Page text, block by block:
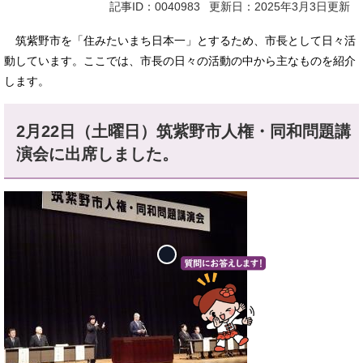
記事ID：0040983 更新日：2025年3月3日更新
筑紫野市を「住みたいまち日本一」とするため、市長として日々活
動しています。ここでは、市長の日々の活動の中から主なものを紹介
します。​
2月22日（土曜日）筑紫野市人権・同和問題講
演会に出席しました。